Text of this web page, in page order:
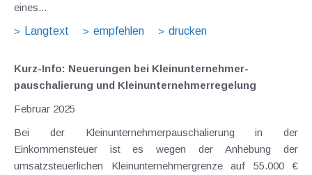
eines...
Langtext
empfehlen drucken
Kurz-Info: Neuerungen bei Kleinunternehmer­
pauschalierung und Kleinunternehmer­regelung
Februar 2025
Bei der Kleinunternehmerpauschalierung in der
Einkommensteuer ist es wegen der Anhebung der
umsatzsteuerlichen Kleinunternehmergrenze auf 55.000 €